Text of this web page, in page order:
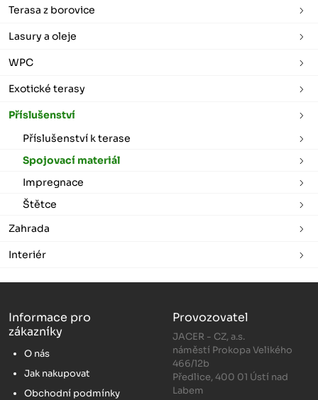
Terasa z borovice
Lasury a oleje
WPC
Exotické terasy
Příslušenství
Příslušenství k terase
Spojovací materiál
Impregnace
Štětce
Zahrada
Interiér
Informace pro
zákazníky
O nás
Jak nakupovat
Obchodní podmínky
Provozovatel
JACER - CZ, a.s.
náměstí Prokopa Velikého
466/12b
Předlice, 400 01 Ústí nad
Labem